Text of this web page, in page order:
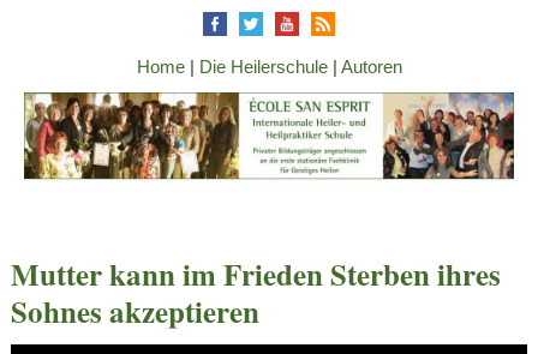
Home| Die Heilerschule| Autoren
Mutter kann im Frieden Sterben ihres
Sohnes akzeptieren